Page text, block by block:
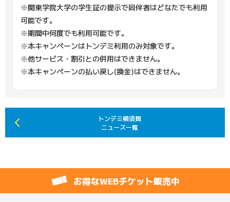
※関東学院大学の学生証の提示で同伴者はどなたでも利用
可能です。
※期間中何度でも利用可能です。
※本キャンペーンはトンデミ利用のみ対象です。
※他サービス・割引との併用はできません。
※本キャンペーンの払い戻し(換金)はできません。
トンデミ横須賀
ニュース一覧
お得なWEBチケット販売中